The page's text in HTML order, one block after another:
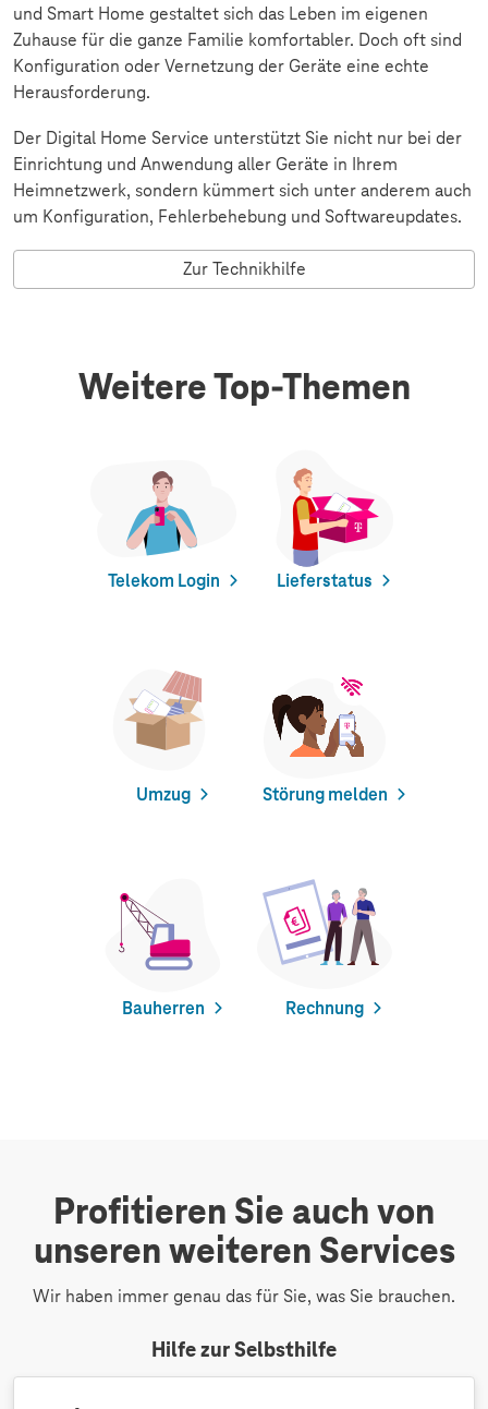
und Smart Home gestaltet sich das Leben im eigenen
Zuhause für die ganze Familie komfortabler. Doch oft sind
Konfiguration oder Vernetzung der Geräte eine echte
Herausforderung.
Der Digital Home Service unterstützt Sie nicht nur bei der
Einrichtung und Anwendung aller Geräte in Ihrem
Heimnetzwerk, sondern kümmert sich unter anderem auch
um Konfiguration, Fehlerbehebung und Softwareupdates.
Zur Technikhilfe
Weitere Top-Themen
Telekom Login Lieferstatus
Umzug Störung melden
Bauherren Rechnung
Profitieren Sie auch von
unseren weiteren Services
Wir haben immer genau das für Sie, was Sie brauchen.
Hilfe zur Selbsthilfe